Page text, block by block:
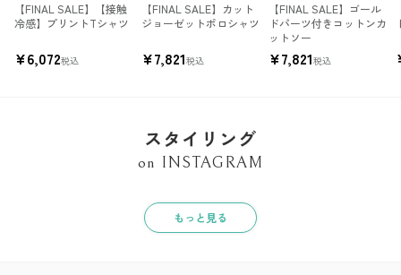
【FINAL SALE】【接触
冷感】プリントTシャツ
¥6,072税込
【FINAL SALE】カット
ジョーゼットポロシャツ
¥7,821税込
【FINAL SALE】ゴール
ドパーツ付きコットンカ
ットソー
¥7,821税込
スタイリング
on INSTAGRAM
もっと見る